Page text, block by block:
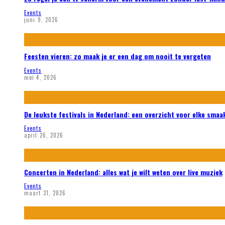
Events
juni 9, 2026
Feesten vieren: zo maak je er een dag om nooit te vergeten
Events
mei 4, 2026
De leukste festivals in Nederland: een overzicht voor elke
Events
april 26, 2026
Concerten in Nederland: alles wat je wilt weten over live muziek
Events
maart 31, 2026